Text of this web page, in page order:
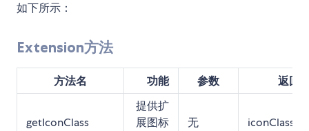
如下所示：
Extension方法
方法名 功能 参数 返回
getIconClass
提供扩
展图标
无